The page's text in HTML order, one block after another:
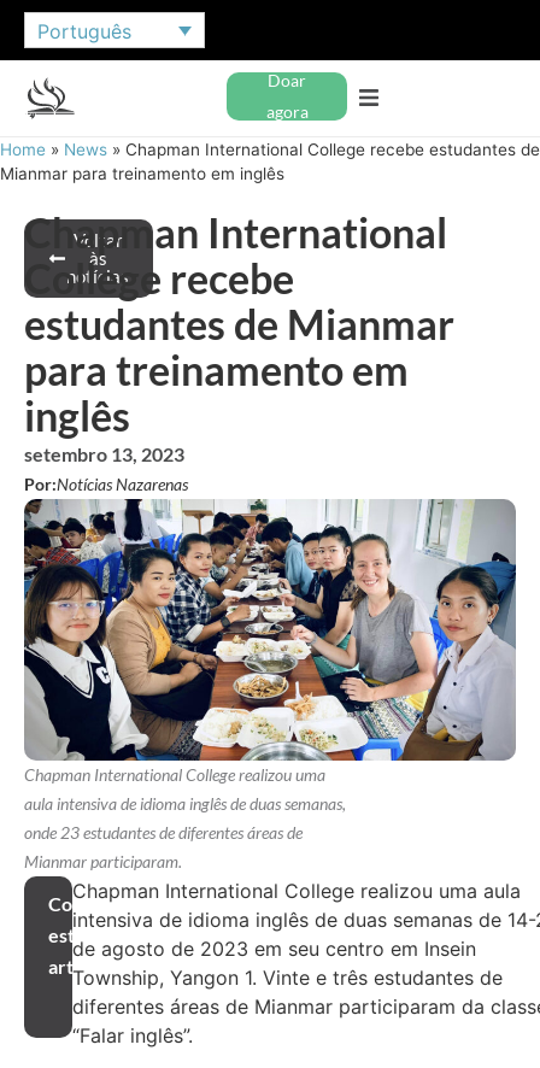
Português
Doar
agora
Home » News » Chapman International College recebe estudantes de
Mianmar para treinamento em inglês
Voltar
às
notícias
Chapman International
College recebe
estudantes de Mianmar
para treinamento em
inglês
setembro 13, 2023
Por:Notícias Nazarenas
Chapman International College realizou uma
aula intensiva de idioma inglês de duas semanas,
onde 23 estudantes de diferentes áreas de
Mianmar participaram.
Compartilhar
este
artigo
Chapman International College realizou uma aula
intensiva de idioma inglês de duas semanas de
de agosto de 2023 em seu centro em Insein
Township, Yangon 1. Vinte e três estudantes de
diferentes áreas de Mianmar participaram da
“Falar inglês”.